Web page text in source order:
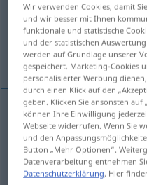
Übersicht aller
(Für mehr Details die
countless,
countless zahllos
innumerable zahllos
Wir verwenden Cookies, damit
und wir besser mit Ihnen
funktionale und statistische
und der statistischen
werden auf Grundlage unserer
gespeichert. Marketing-Cookies
personalisierter Werbung
durch einen Klick auf den
geben. Klicken Sie ansonsten
können Ihre Einwilligung
Webseite widerrufen. Wenn Sie
und den
Button „Mehr Optionen“.
Datenverarbeitung entnehmen
Datenschutzerklärung. Hier